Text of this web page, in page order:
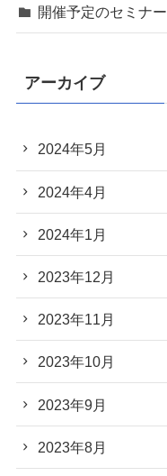
開催予定のセミナー
アーカイブ
2024年5月
2024年4月
2024年1月
2023年12月
2023年11月
2023年10月
2023年9月
2023年8月